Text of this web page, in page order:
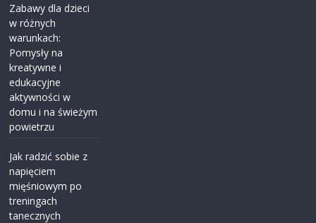
Zabawy dla dzieci
w różnych
warunkach:
Pomysły na
kreatywne i
edukacyjne
aktywności w
domu i na świeżym
powietrzu
Jak radzić sobie z
napięciem
mięśniowym po
treningach
tanecznych